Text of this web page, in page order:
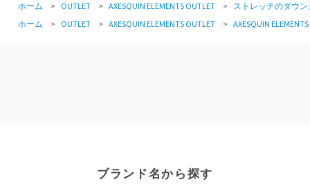
ホーム
> OUTLET > AXESQUIN ELEMENTS OUTLET > ストレッチのダウ
ホーム
> OUTLET > AXESQUIN ELEMENTS OUTLET > AXESQUIN
ブランド名から探す